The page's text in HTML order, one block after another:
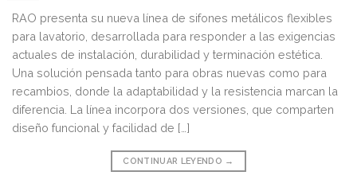
RAO presenta su nueva línea de sifones metálicos flexibles
para lavatorio, desarrollada para responder a las exigencias
actuales de instalación, durabilidad y terminación estética.
Una solución pensada tanto para obras nuevas como para
recambios, donde la adaptabilidad y la resistencia marcan la
diferencia. La línea incorpora dos versiones, que comparten
diseño funcional y facilidad de […]
CONTINUAR LEYENDO →